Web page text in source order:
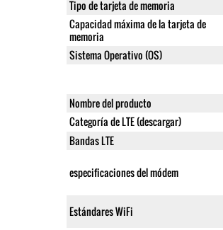
Tipo de tarjeta de memoria
Capacidad máxima de la tarjeta de
memoria
Sistema Operativo (OS)
Nombre del producto
Categoría de LTE (descargar)
Bandas LTE
especificaciones del módem
Estándares WiFi